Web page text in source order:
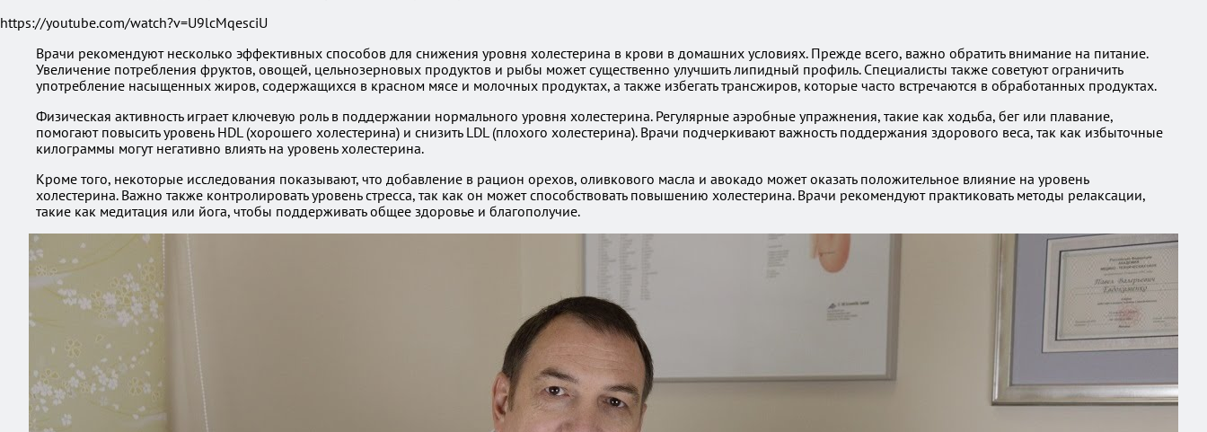
https://youtube.com/watch?v=U9lcMqesciU
Врачи рекомендуют несколько эффективных способов для снижения уровня холестерина в крови в домашних условиях. Прежде всего, важно обратить внимание на питание.
Увеличение потребления фруктов, овощей, цельнозерновых продуктов и рыбы может существенно улучшить липидный профиль. Специалисты также советуют ограничить
употребление насыщенных жиров, содержащихся в красном мясе и молочных продуктах, а также избегать трансжиров, которые часто встречаются в обработанных продуктах.
Физическая активность играет ключевую роль в поддержании нормального уровня холестерина. Регулярные аэробные упражнения, такие как ходьба, бег или плавание,
помогают повысить уровень HDL (хорошего холестерина) и снизить LDL (плохого холестерина). Врачи подчеркивают важность поддержания здорового веса, так как избыточные
килограммы могут негативно влиять на уровень холестерина.
Кроме того, некоторые исследования показывают, что добавление в рацион орехов, оливкового масла и авокадо может оказать положительное влияние на уровень
холестерина. Важно также контролировать уровень стресса, так как он может способствовать повышению холестерина. Врачи рекомендуют практиковать методы релаксации,
такие как медитация или йога, чтобы поддерживать общее здоровье и благополучие.